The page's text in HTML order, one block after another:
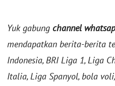
Yuk gabung channel
mendapatkan berita-berita
Indonesia, BRI Liga 1, Liga
Italia, Liga Spanyol, bola